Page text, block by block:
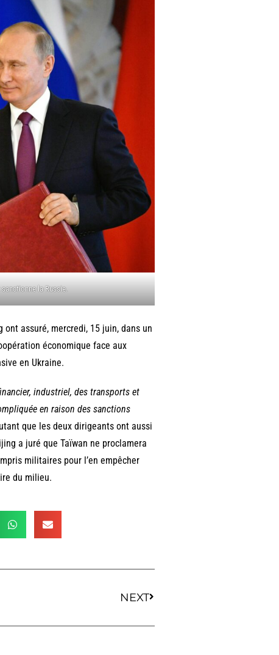
la Russie.
assuré, mercredi, 15 juin, dans un
économique face aux
en Ukraine.
industriel, des transports et
en raison des sanctions
que les deux dirigeants ont aussi
a juré que Taïwan ne proclamera
militaires pour l’en empêcher
du milieu.
NEXT